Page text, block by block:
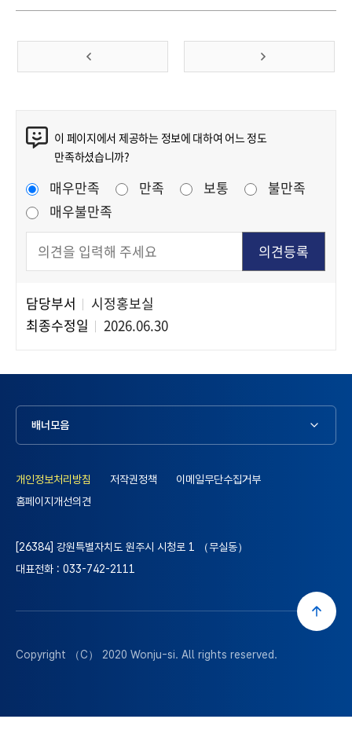
이전 페이지 다음 페이지
이 페이지에서 제공하는 정보에 대하여 어느 정도
만족하셨습니까?
매우만족 만족 보통
불만족
매우불만족
담당부서
시정홍보실
최종수정일
2026.06.30
배너모음
개인정보처리방침 저작권정책
이메일무단수집거부
홈페이지개선의견
[26384] 강원특별자치도 원주시 시청로 1 （무실동）
대표전화 : 033-742-2111
Copyright （C） 2020 Wonju-si. All rights reserved.